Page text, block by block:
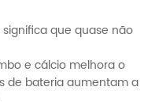
que quase não
e cálcio melhora o
de bateria aumentam a